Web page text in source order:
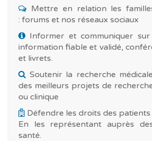
Mettre en relation les
: forums et nos réseaux sociaux
Informer et communiquer
information fiable et validé,
et livrets.
Soutenir la recherche
des meilleurs projets de
ou clinique
Défendre les droits des patients
En les représentant auprès
santé.